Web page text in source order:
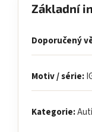
Základní
Doporučený
Motiv / série:
Kategorie: